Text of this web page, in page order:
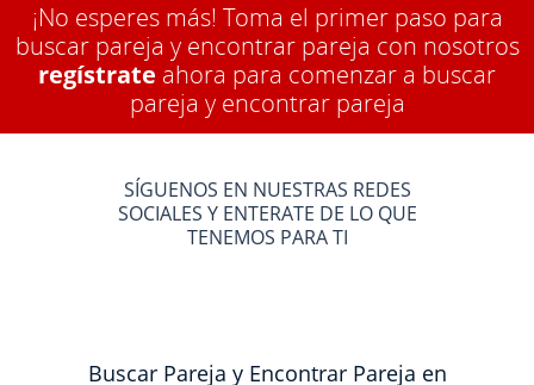
¡No esperes más! Toma el primer paso para
buscar pareja y encontrar pareja con nosotros
regístrate ahora para comenzar a buscar
pareja y encontrar pareja
SÍGUENOS EN NUESTRAS REDES
SOCIALES Y ENTERATE DE LO QUE
TENEMOS PARA TI
Buscar Pareja y Encontrar Pareja en